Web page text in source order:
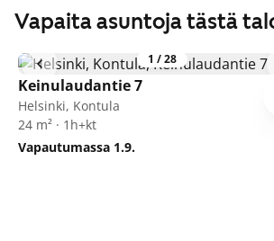
Vapaita asuntoja tästä
1 /28
Keinulaudantie 7
Helsinki, Kontula
24 m² · 1h+kt
Vapautumassa 1.9.